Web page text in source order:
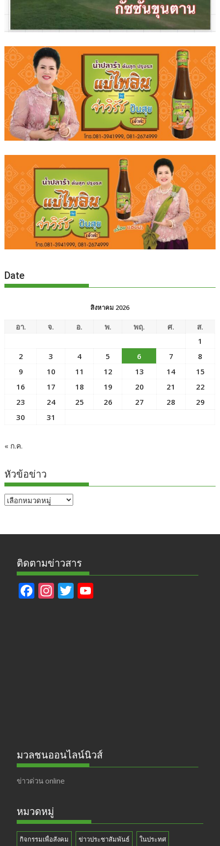
Date
สิงหาคม 2026
อา. จ. อ. พ. พฤ. ศ.
ส.
1
2
3 4 5 6 7
8
9
10 11 12 13 14
15
16
17 18 19 20 21
22
23
24 25 26 27 28
29
30
31
« ก.ค.
หัวข้อข่าว
หัวข้อ
ติดตามข่าวสาร
F In T
มวลชนออนไลน์นิวส์
ข่าวด่วน online
หมวดหมู่
กิจกรรมเพื่อสังคม ข่าวประชาสัมพันธ์ ในประทศ